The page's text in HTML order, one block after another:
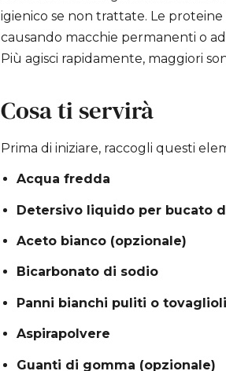
igienico se non trattate. Le
causando macchie permanenti o
Più agisci rapidamente, maggiori
Cosa ti servirà
Prima di iniziare, raccogli questi
Acqua fredda
Detersivo liquido per bucato
Aceto bianco (opzionale)
Bicarbonato di sodio
Panni bianchi puliti o
Aspirapolvere
Guanti di gomma (opzionale)